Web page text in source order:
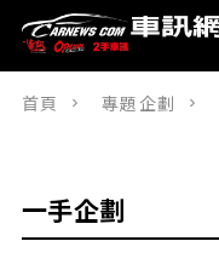
首頁 專題企劃
一手企劃